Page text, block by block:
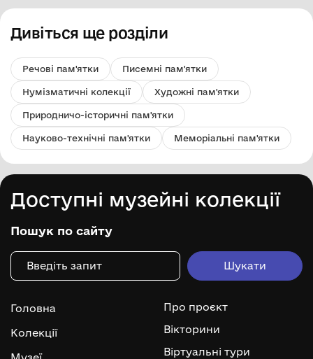
Дивіться ще розділи
Речові пам'ятки Писемні пам'ятки
Нумізматичні колекції Художні пам'ятки
Природничо-історичні пам'ятки
Науково-технічні пам'ятки Меморіальні пам'ятки
Доступні музейні колекції
Пошук по сайту
Головна
Колекції
Про проєкт
Вікторини
Віртуальні тури